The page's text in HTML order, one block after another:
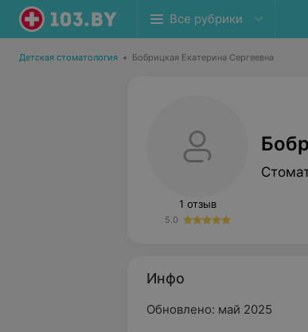
Все рубрики
Детская стоматология • Бобрицкая Екатерина Сергеевна
1 отзыв
5.0
Инфо
Обновлено: май 2025